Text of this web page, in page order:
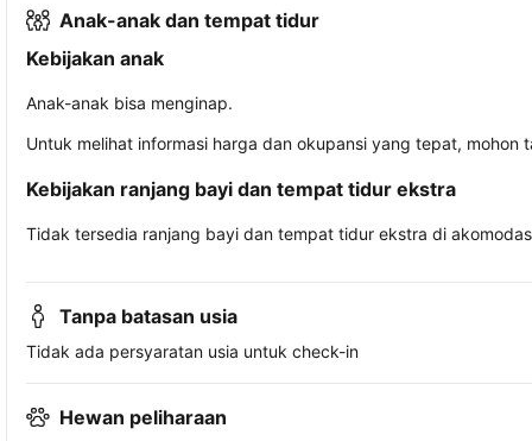
Anak-anak dan tempat tidur
Kebijakan anak
Anak-anak bisa menginap.
Untuk melihat informasi harga dan okupansi yang tepat,
Kebijakan ranjang bayi dan tempat tidur ekstra
Tidak tersedia ranjang bayi dan tempat tidur ekstra di
Tanpa batasan usia
Tidak ada persyaratan usia untuk check-in
Hewan peliharaan